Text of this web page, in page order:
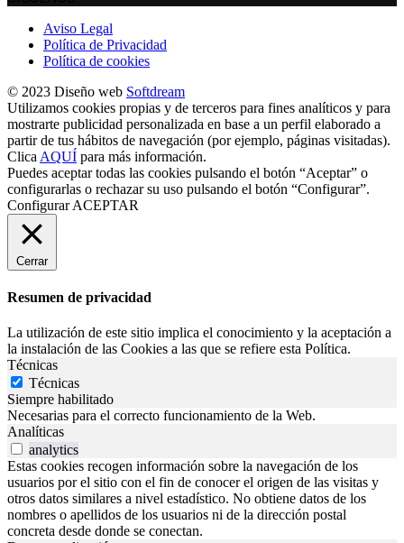
Aviso Legal
Política de Privacidad
Política de cookies
© 2023 Diseño web Softdream
Utilizamos cookies propias y de terceros para fines analíticos y para
mostrarte publicidad personalizada en base a un perfil elaborado a
partir de tus hábitos de navegación (por ejemplo, páginas visitadas).
Clica AQUÍ para más información.
Puedes aceptar todas las cookies pulsando el botón “Aceptar” o
configurarlas o rechazar su uso pulsando el botón “Configurar”.
Configurar ACEPTAR
Cerrar
Resumen de privacidad
La utilización de este sitio implica el conocimiento y la aceptación a
la instalación de las Cookies a las que se refiere esta Política.
Técnicas
Técnicas
Siempre habilitado
Necesarias para el correcto funcionamiento de la Web.
Analíticas
analytics
Estas cookies recogen información sobre la navegación de los
usuarios por el sitio con el fin de conocer el origen de las visitas y
otros datos similares a nivel estadístico. No obtiene datos de los
nombres o apellidos de los usuarios ni de la dirección postal
concreta desde donde se conectan.